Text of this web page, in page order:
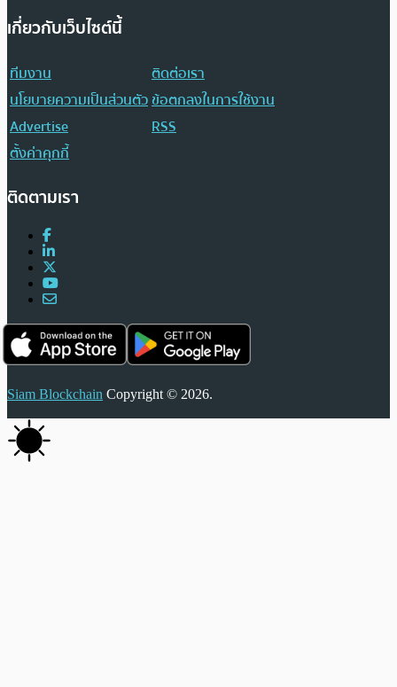
เกี่ยวกับเว็บไซต์นี้
ทีมงาน
ติดต่อเรา
นโยบายความเป็นส่วนตัวข้อตกลงในการใช้งาน
Advertise
RSS
ตั้งค่าคุกกี้
ติดตามเรา
Siam Blockchain Copyright © 2026.